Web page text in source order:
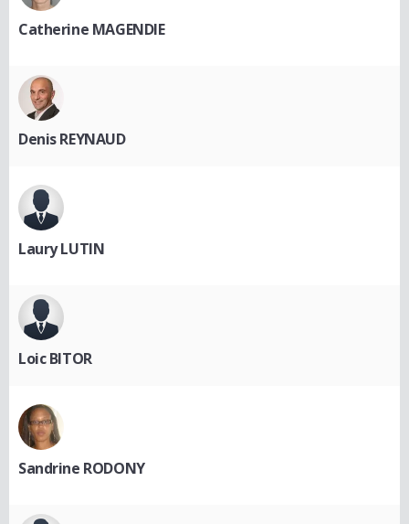
Catherine MAGENDIE
Denis REYNAUD
Laury LUTIN
Loic BITOR
Sandrine RODONY